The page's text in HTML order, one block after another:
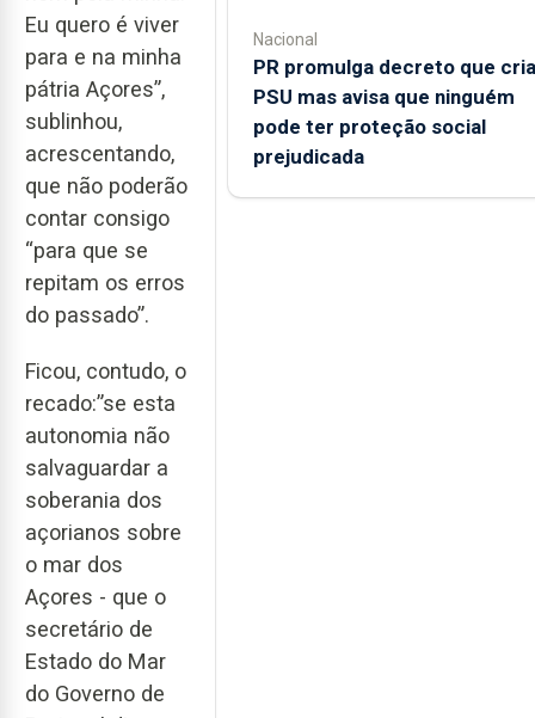
Eu quero é viver
para e na minha
pátria Açores”,
sublinhou,
acrescentando,
que não poderão
contar consigo
“para que se
repitam os erros
do passado”.
Ficou, contudo, o
recado:”se esta
autonomia não
salvaguardar a
soberania dos
açorianos sobre
o mar dos
Açores - que o
secretário de
Estado do Mar
do Governo de
Nacional
PR promulga decreto que cria
PSU mas avisa que ninguém
pode ter proteção social
prejudicada